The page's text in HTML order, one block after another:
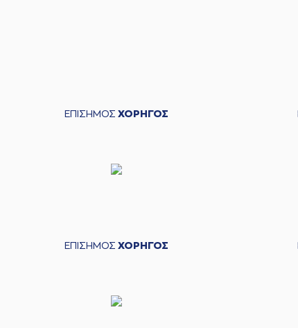
ΕΠΙΣΗΜΟΣ ΧΟΡΗΓΟΣ
ΕΠΙΣΗΜΟΣ ΧΟΡΗΓΟΣ